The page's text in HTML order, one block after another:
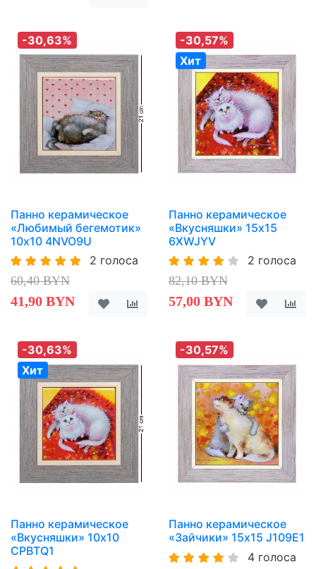
-30,63%
Панно керамическое
«Любимый бегемотик»
10х10 4NVO9U
2 голоса
60,40 BYN
41,90 BYN
-30,57%
Хит
Панно керамическое
«Вкусняшки» 15х15
6XWJYV
2 голоса
82,10 BYN
57,00 BYN
-30,63%
Хит
Панно керамическое
«Вкусняшки» 10х10
CPBTQ1
-30,57%
Панно керамическое
«Зайчики» 15х15 J109E1
4 голоса